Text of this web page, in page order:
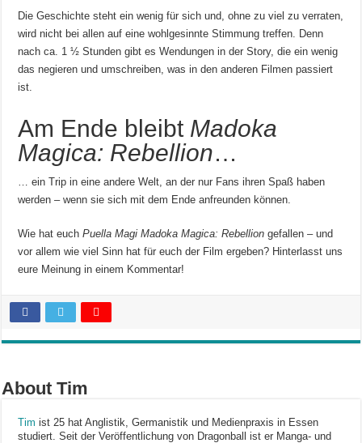
Die Geschichte steht ein wenig für sich und, ohne zu viel zu verraten,
wird nicht bei allen auf eine wohlgesinnte Stimmung treffen. Denn
nach ca. 1 ½ Stunden gibt es Wendungen in der Story, die ein wenig
das negieren und umschreiben, was in den anderen Filmen passiert
ist.
Am Ende bleibt Madoka
Magica: Rebellion…
… ein Trip in eine andere Welt, an der nur Fans ihren Spaß haben
werden – wenn sie sich mit dem Ende anfreunden können.
Wie hat euchPuella Magi Madoka Magica: Rebellion gefallen – und
vor allem wie viel Sinn hat für euch der Film ergeben? Hinterlasst uns
eure Meinung in einem Kommentar!
About Tim
Tim ist 25 hat Anglistik, Germanistik und Medienpraxis in Essen
studiert. Seit der Veröffentlichung von Dragonball ist er Manga- und